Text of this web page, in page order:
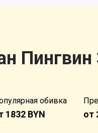
Пингвин
обивка
1832 BYN от